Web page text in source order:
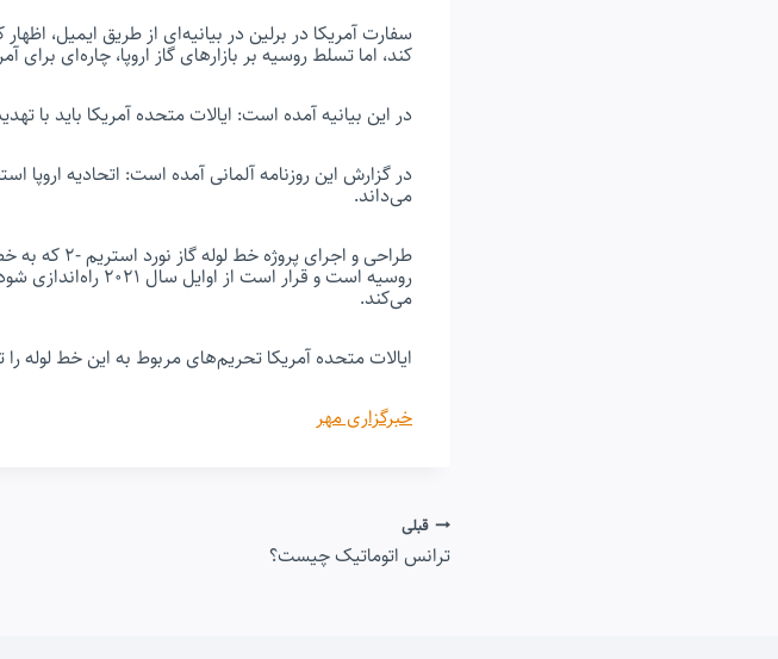
سفارت آمریکا در برلین در بیانیه‌ای از طریق ایمیل،
کند، اما تسلط روسیه بر بازارهای گاز اروپا، چاره‌ای
در این بیانیه آمده است: ایالات متحده آمریکا باید با
در گزارش این روزنامه آلمانی آمده است: اتحادیه اروپا
می‌داند.
روسیه است و قرار
می‌کند.
ایالات متحده آمریکا تحریم‌های مربوط به این خط لوله
خبرگزاری مهر
راهبری
قبلی
ترانس اتوماتیک چیست؟